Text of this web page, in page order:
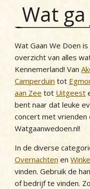
Wat
Wat Gaan We Doen
overzicht van alles
Kennemerland! Van
Camperduin tot
aan Zee tot Uitgeest
bent naar dat leuke
concert met vrienden
Watgaanwedoen.nl!
In de diverse
Overnachten en
vinden. Gebruik de
of bedrijf te vinden.